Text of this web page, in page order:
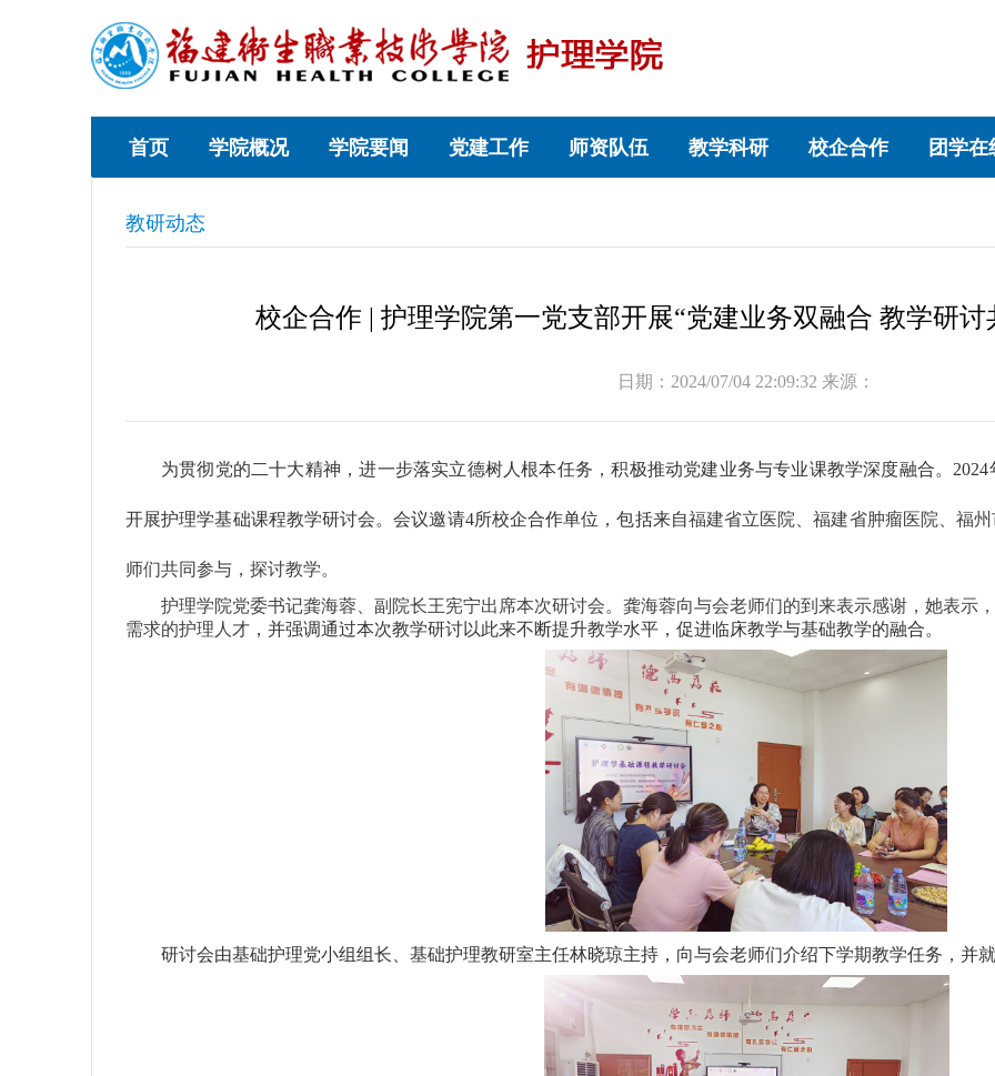
首页 学院概况 学院要闻 党建工作 师资队伍 教学科研 校企合作 团学在
教研动态
校企合作 | 护理学院第一党支部开展“党建业务双融合 教学研
日期：2024/07/04 22:09:32 来源：
为贯彻党的二十大精神，进一步落实立德树人根本任务，积极推动党建业务与专业课教学深度融合。
开展护理学基础课程教学研讨会。会议邀请4所校企合作单位，包括来自福建省立医院、福建省肿瘤医院、福
师们共同参与，探讨教学。
护理学院党委书记龚海蓉、副院长王宪宁出席本次研讨会。龚海蓉向与会老师们的到来表示感谢，她表示
需求的护理人才 ，并强调通过本次教学研讨以此来不断提升教学水平，促进临床教学与基础教学的融合。
研讨会由基础护理党小组组长、基础护理教研室主任林晓琼主持，向与会老师们介绍下学期教学任务，并